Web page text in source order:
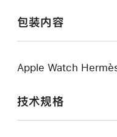
包装内容
Apple Watch
技术规格